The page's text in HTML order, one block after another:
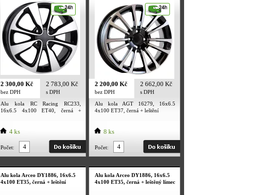
2 300,00 Kč
bez DPH
2 783,00 Kč
s DPH
Alu kola RC Racing RC233,
16x6.5 4x100 ET40, černá +
4 ks
Počet:
2 200,00 Kč
bez DPH
2 662,00 Kč
s DPH
Alu kola AGT 16279, 16x6.5
4x100 ET37, černá + leštění
8 ks
Počet:
Alu kola Arceo DY1886, 16x6.5
4x100 ET35, černá + leštění
Alu kola Arceo DY1886, 16x6.5
4x100 ET35, černá + leštěný límec